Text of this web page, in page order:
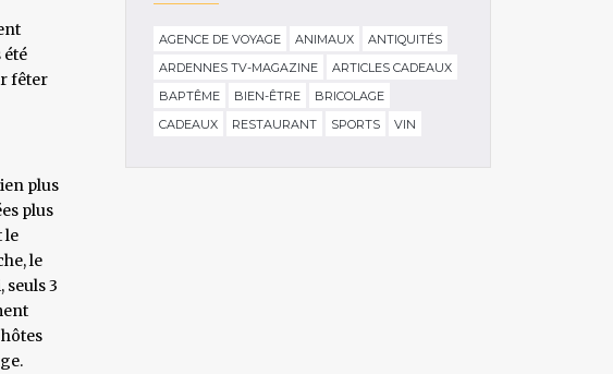
été
fêter
plus
plus
le
le
3
AGENCE DE VOYAGE ANIMAUX
ANTIQUITÉS
ARDENNES TV-MAGAZINE
ARTICLES CADEAUX
BAPTÊME
BIEN-ÊTRE
BRICOLAGE
CADEAUX
RESTAURANT SPORTS VIN